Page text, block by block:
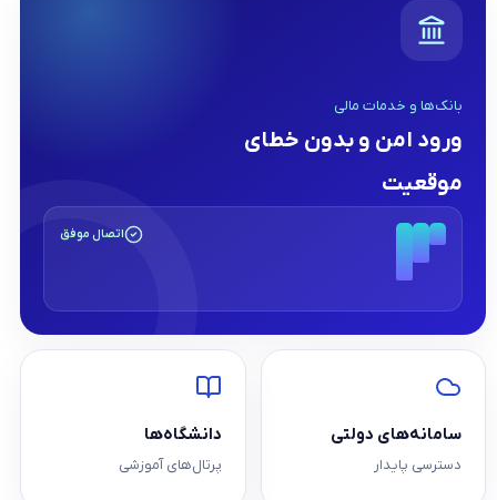
بانک‌ها و خدمات مالی
ورود امن و بدون خطای
موقعیت
اتصال موفق
سامانه‌های دولتی
دسترسی پایدار
دانشگاه‌ها
پرتال‌های آموزشی